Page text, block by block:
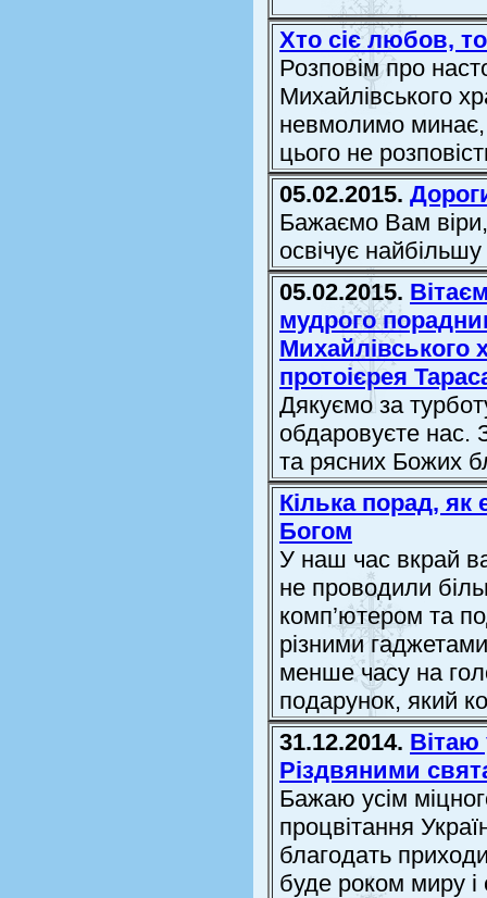
Хто сіє любов,
Розповім про
Михайлівського
невмолимо минає,
цього не
05.02.2015.
Бажаємо Вам
освічує
05.02.2015.
мудрого
протоієрея
Дякуємо за
обдаровуєте нас.
та рясних Божих
Кілька порад, як
Богом
У наш час вкрай
не проводили
комп’ютером та
різними
менше часу на
подарунок, який
31.12.2014. Вітаю
Різдвяними
Бажаю усім
процвітання
благодать
буде роком миру